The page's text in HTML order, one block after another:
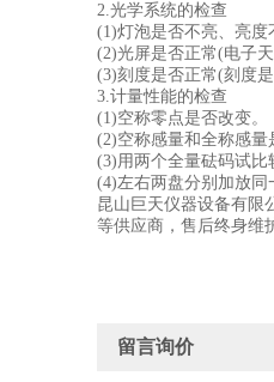
2.光学系统的检查
(1)灯泡是否不亮、亮度
(2)光屏是否正常(电子
(3)刻度是否正常(刻度
3.计量性能的检查
(1)空称零点是否改变。
(2)空称感量和全称感量
(3)用两个全量砝码试
(4)左右两盘分别加放同
昆山巨天仪器设备有限
等供应商，售后终身维
留言询价